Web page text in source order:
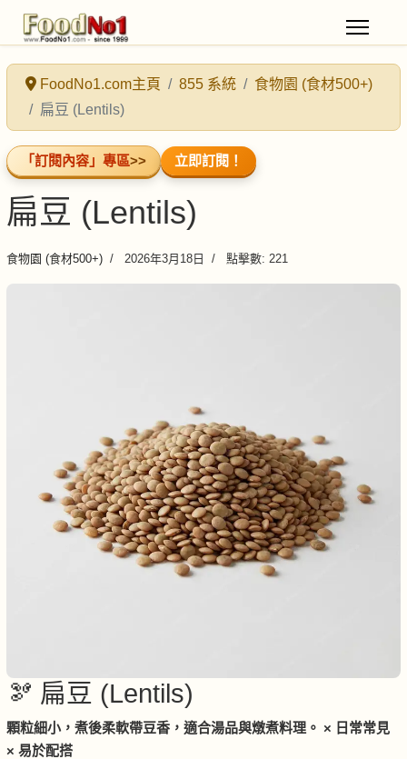
FoodNo1.com主頁 855 系統
食物園 (食材500+)
扁豆 (Lentils)
「訂閱內容」專區>> 立即訂閱！
扁豆 (Lentils)
食物園 (食材500+) 2026年3月18日 點擊數: 221
🫘 扁豆 (Lentils)
顆粒細小，煮後柔軟帶豆香，適合湯品與燉煮料理。 × 日常常見
× 易於配搭